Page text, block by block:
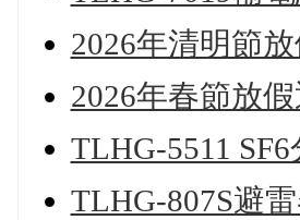
2026年清明節
2026年春節放
TLHG-5511
TLHG-807S避